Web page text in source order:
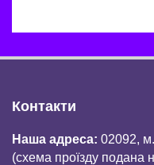
Контакти
Наша адреса: 02092,
(схема проїзду подана